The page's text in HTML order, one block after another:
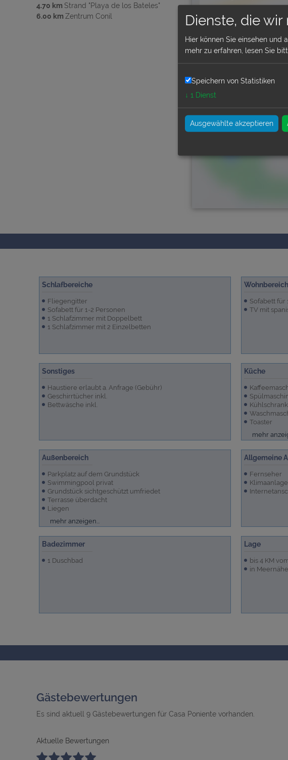
4.70 km Strand "Playa de los Bateles"
6.00 km Zentrum Conil
Schlafbereiche
Fliegengitter
Sofabett für 1-2 Personen
1 Schlafzimmer mit Doppelbett
1 Schlafzimmer mit 2 Einzelbetten
Wohnbereich
Sofabett für
TV mit
Sonstiges
Haustiere erlaubt a. Anfrage (Gebühr)
Geschirrtücher inkl.
Bettwäsche inkl.
Küche
Kühlschrank
Toaster
Mikrowelle
Backofen
Küche
mehr
Außenbereich
Parkplatz auf dem Grundstück
Swimmingpool privat
Grundstück sichtgeschützt umfriedet
Terrasse überdacht
Liegen
Grillterrasse, überdacht
Terrassenmöbel
Markise
Garten/Liegewiese
mehr anzeigen...
Allgemeine
Fernseher
Badezimmer
1 Duschbad
Lage
bis 4 KM
in Meernähe
Gästebewertungen
Es sind aktuell 9 Gästebewertungen für Casa Poniente vorhanden.
Aktuelle Bewertungen
Dienste, die
Hier können Sie einsehen und
mehr zu erfahren, lesen Sie
Speichern von Statistiken
↓ 1 Dienst
Ausgewählte akzeptieren